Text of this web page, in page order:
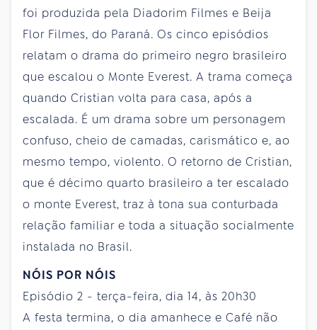
foi produzida pela Diadorim Filmes e Beija
Flor Filmes, do Paraná. Os cinco episódios
relatam o drama do primeiro negro brasileiro
que escalou o Monte Everest. A trama começa
quando Cristian volta para casa, após a
escalada. É um drama sobre um personagem
confuso, cheio de camadas, carismático e, ao
mesmo tempo, violento. O retorno de Cristian,
que é décimo quarto brasileiro a ter escalado
o monte Everest, traz à tona sua conturbada
relação familiar e toda a situação socialmente
instalada no Brasil.
NÓIS POR NÓIS
Episódio 2 - terça-feira, dia 14, às 20h30
A festa termina, o dia amanhece e Café não